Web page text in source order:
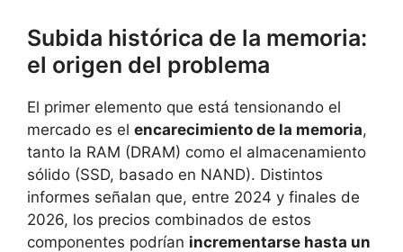
Subida histórica de la memoria:
el origen del problema
El primer elemento que está tensionando el
mercado es el encarecimiento de la memoria,
tanto la RAM (DRAM) como el almacenamiento
sólido (SSD, basado en NAND). Distintos
informes señalan que, entre 2024 y finales de
2026, los precios combinados de estos
componentes podrían incrementarse hasta un